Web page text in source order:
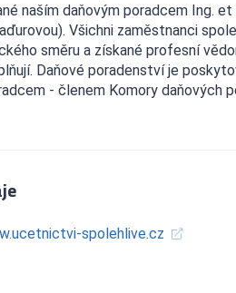
naším daňovým poradcem Ing. et
Všichni zaměstnanci
směru a získané profesní
Daňové poradenství je
- členem Komory daňových
spolehlive.cz